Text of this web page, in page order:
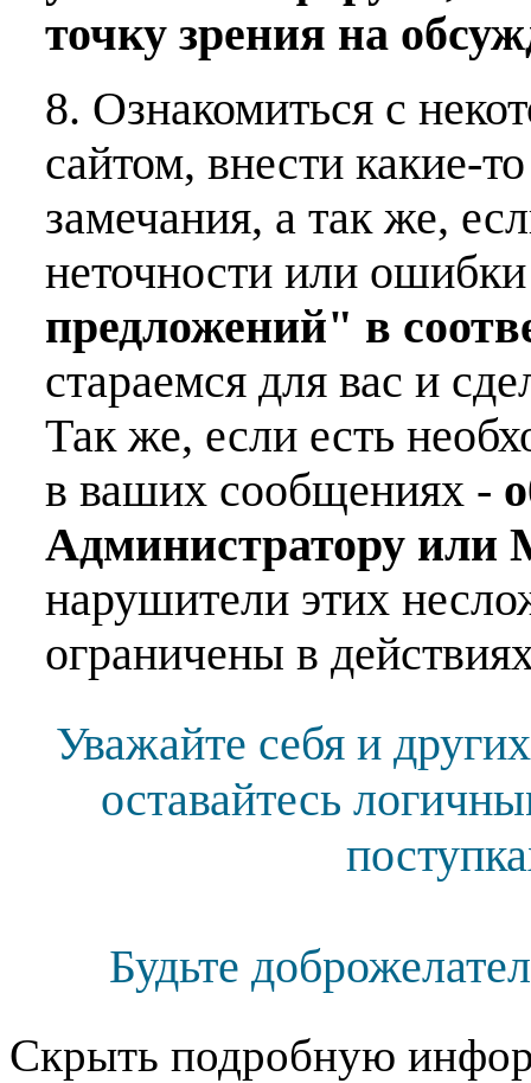
точку зрения на
8. Ознакомиться с
сайтом, внести какие-
замечания, а так же,
неточности или
предложений" в
стараемся для вас и
Так же, если есть
в ваших сообщениях -
Администратору или
нарушители этих
ограничены в
Уважайте себя и
оставайтесь
Будьте
Скрыть подробную